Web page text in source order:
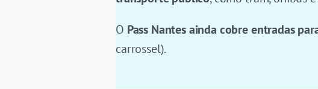
O Pass Nantes ainda cobre entradas
carrossel).